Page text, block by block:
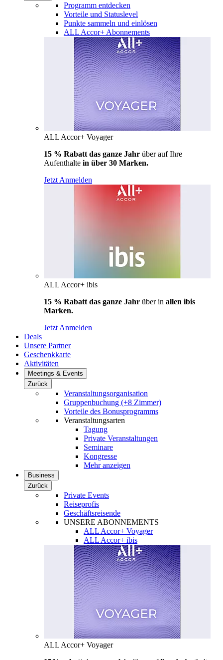
Programm entdecken
Vorteile und Statuslevel
Punkte sammeln und einlösen
ALL Accor+ Abonnements
ALL Accor+ Voyager
15 % Rabatt das ganze Jahr über auf Ihre
Aufenthalte in über 30 Marken.
Jetzt Anmelden
ALL Accor+ ibis
15 % Rabatt das ganze Jahr über in allen ibis
Marken.
Jetzt Anmelden
Deals
Unsere Partner
Geschenkkarte
Aktivitäten
Meetings & Events
Zurück
Veranstaltungsorganisation
Gruppenbuchung (+8 Zimmer)
Vorteile des Bonusprogramms
Veranstaltungsarten
Tagung
Private Veranstaltungen
Seminare
Kongresse
Mehr anzeigen
Business
Zurück
Private Events
Reiseprofis
Geschäftsreisende
UNSERE ABONNEMENTS
ALL Accor+ Voyager
ALL Accor+ ibis
ALL Accor+ Voyager